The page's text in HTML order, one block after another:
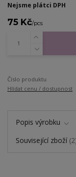
Nejsme plátci DPH
75 Kč/pcs
Číslo produktu
Hlídat cenu / dostupnost
Popis výrobku
Související zboží 2